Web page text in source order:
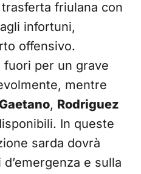
friulana con
infortuni,
offensivo.
fuori per un grave
mentre
, Rodriguez
In queste
sarda dovrà
e sulla